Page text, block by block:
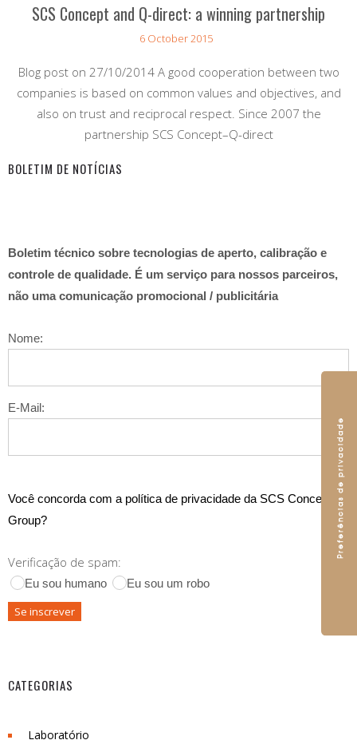
SCS Concept and Q-direct: a winning partnership
6 October 2015
Blog post on 27/10/2014 A good cooperation between two
companies is based on common values and objectives, and
also on trust and reciprocal respect. Since 2007 the
partnership SCS Concept–Q-direct
BOLETIM DE NOTÍCIAS
Boletim técnico sobre tecnologias de aperto, calibração e
controle de qualidade. É um serviço para nossos parceiros,
não uma comunicação promocional / publicitária
Nome:
E-Mail:
Você concorda com a política de privacidade da SCS Concept
Group?
Verificação de spam:
Eu sou humano Eu sou um robo
CATEGORIAS
Laboratório